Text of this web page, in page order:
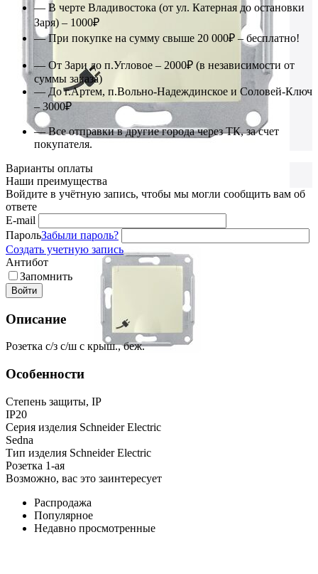
— В черте Владивостока (от ул. Катерная до остановки
Заря) – 1000₽
— При покупке на сумму свыше 20 000₽ – бесплатно!
— От Зари до п.Угловое – 2000₽ (в независимости от
суммы заказа)
— До г.Артем, п.Вольно-Надеждинское и Соловей-Ключ
– 3000₽
— Все отправки в другие города через ТК, за счет
покупателя.
Варианты оплаты
Наши преимущества
Войдите в учётную запись, чтобы мы могли сообщить вам об
ответе
E-mail
ПарольЗабыли пароль?
Создать учетную запись
Антибот
Запомнить
Войти
Описание
Розетка с/з с/ш с крыш., беж.
Особенности
Степень защиты, IP
IP20
Серия изделия Schneider Electric
Sedna
Тип изделия Schneider Electric
Розетка 1-ая
Возможно, вас это заинтересует
Распродажа
Популярное
Недавно просмотренные